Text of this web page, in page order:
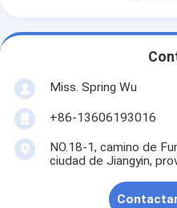
Miss. Spring Wu
+86-13606193016
NO.18-1, camino de
ciudad de Jiangyin,